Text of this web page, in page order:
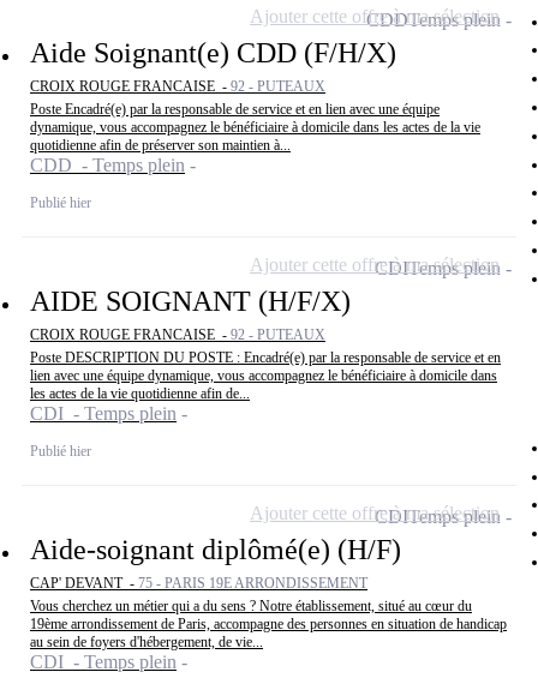
Aide Soignant(e) CDD (F/H/X)
CROIX ROUGE FRANCAISE - 92 - PUTEAUX
Poste Encadré(e) par la responsable de service et en lien avec une équipe
dynamique, vous accompagnez le bénéficiaire à domicile dans les actes de la vie
quotidienne afin de préserver son maintien à...
CDD - Temps plein
Publié hier
CDDTemps plein
Ajouter cette offre à ma sélection
AIDE SOIGNANT (H/F/X)
CROIX ROUGE FRANCAISE - 92 - PUTEAUX
Poste DESCRIPTION DU POSTE : Encadré(e) par la responsable de service et en
lien avec une équipe dynamique, vous accompagnez le bénéficiaire à domicile dans
les actes de la vie quotidienne afin de...
CDI - Temps plein
Publié hier
CDITemps plein
Ajouter cette offre à ma sélection
Aide-soignant diplômé(e) (H/F)
CAP' DEVANT - 75 - PARIS 19E ARRONDISSEMENT
Vous cherchez un métier qui a du sens ? Notre établissement, situé au cœur du
19ème arrondissement de Paris, accompagne des personnes en situation de handicap
au sein de foyers d'hébergement, de vie...
CDI - Temps plein
CDITemps plein
Ajouter cette offre à ma sélection